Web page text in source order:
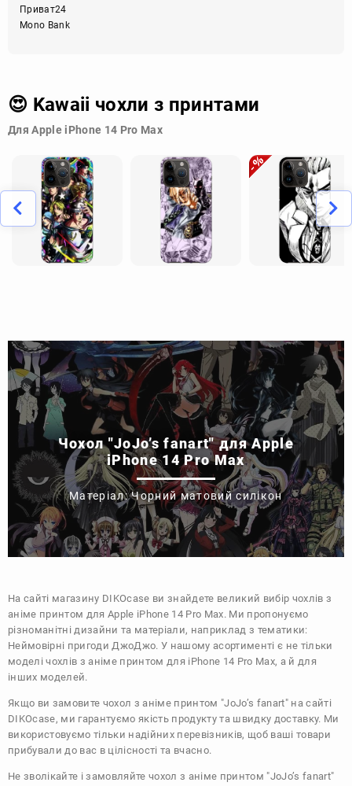
Приват24
Mono Bank
😍 Kawaii чохли з принтами
Для Apple iPhone 14 Pro Max
Чохол "JoJo’s fanart" для Apple
iPhone 14 Pro Max
Матеріал: Чорний матовий силікон
На сайті магазину DIKOcase ви знайдете великий вибір чохлів з
аніме принтом для Apple iPhone 14 Pro Max. Ми пропонуємо
різноманітні дизайни та матеріали, наприклад з тематики:
Неймовірні пригоди ДжоДжо. У нашому асортименті є не тільки
моделі чохлів з аніме принтом для iPhone 14 Pro Max, а й для
інших моделей.
Якщо ви замовите чохол з аніме принтом "JoJo’s fanart" на сайті
DIKOcase, ми гарантуємо якість продукту та швидку доставку. Ми
використовуємо тільки надійних перевізників, щоб ваші товари
прибували до вас в цілісності та вчасно.
Не зволікайте і замовляйте чохол з аніме принтом "JoJo’s fanart"